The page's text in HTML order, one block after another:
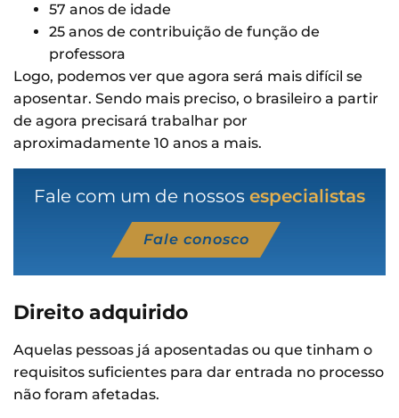
57 anos de idade
25 anos de contribuição de função de
professora
Logo, podemos ver que agora será mais difícil se
aposentar. Sendo mais preciso, o brasileiro a partir
de agora precisará trabalhar por
aproximadamente 10 anos a mais.
Fale com um de nossos especialistas
Fale conosco
Direito adquirido
Aquelas pessoas já aposentadas ou que tinham o
requisitos suficientes para dar entrada no processo
não foram afetadas.